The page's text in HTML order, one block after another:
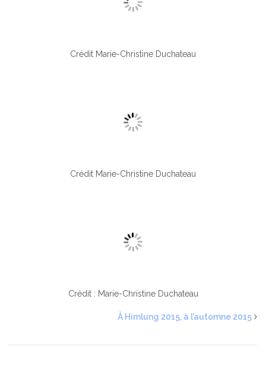
Crédit Marie-Christine Duchateau
Crédit Marie-Christine Duchateau
Crédit : Marie-Christine Duchateau
À Himlung 2015, à l’automne 2015